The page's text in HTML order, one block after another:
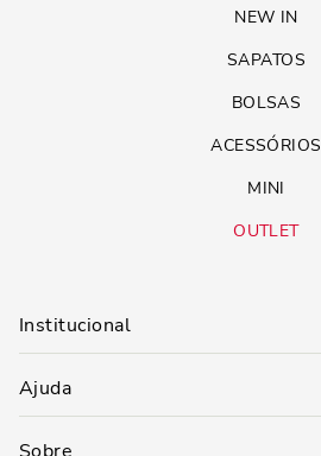
NEW IN
SAPATOS
BOLSAS
ACESSÓRIOS
MINI
OUTLET
Institucional
Ajuda